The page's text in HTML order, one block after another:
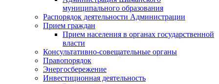
муниципального образования
Распорядок деятельности Администрации
Прием граждан
Прием населения в органах государственной
власти
Консультативно-совещательные органы
Правопорядок
Энергосбережение
Инвестиционная деятельность